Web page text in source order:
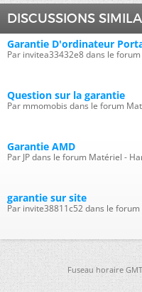
DISCUSSIONS
Garantie D'ordinateur
Par invitea33432e8 dans le
Question sur la garantie
Par mmomobis dans le forum
Garantie AMD
Par JP dans le forum Matériel -
garantie sur site
Par invite38811c52 dans le
Fuseau horaire